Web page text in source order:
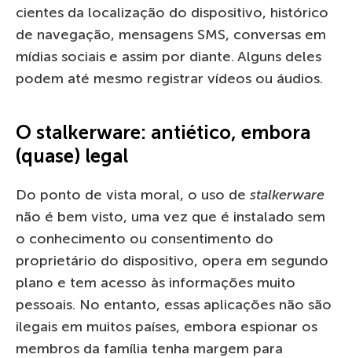
cientes da localização do dispositivo, histórico
de navegação, mensagens SMS, conversas em
mídias sociais e assim por diante. Alguns deles
podem até mesmo registrar vídeos ou áudios.
O stalkerware: antiético, embora
(quase) legal
Do ponto de vista moral, o uso de stalkerware
não é bem visto, uma vez que é instalado sem
o conhecimento ou consentimento do
proprietário do dispositivo, opera em segundo
plano e tem acesso às informações muito
pessoais. No entanto, essas aplicações não são
ilegais em muitos países, embora espionar os
membros da família tenha margem para